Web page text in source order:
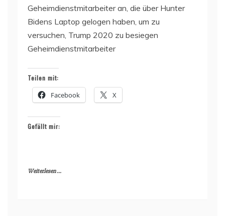
Geheimdienstmitarbeiter an, die über Hunter
Bidens Laptop gelogen haben, um zu
versuchen, Trump 2020 zu besiegen
Geheimdienstmitarbeiter
Teilen mit:
Facebook X
Gefällt mir:
Weiterlesen ...